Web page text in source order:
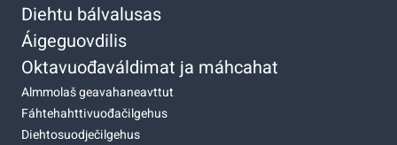
Diehtu bálvalusas
Áigeguovdilis
Oktavuođaváldimat ja máhcahat
Almmolaš geavahaneavttut
Fáhtehahttivuođačilgehus
Diehtosuodječilgehus